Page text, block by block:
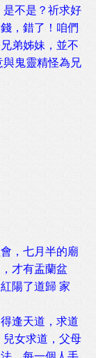
不是？祈求好
，錯了！咱們
弟姊妹，並不
與鬼靈精怪為兄
，七月半的廟
才有盂蘭盆
陽了道歸 家
逢天道，求道
女求道，父母